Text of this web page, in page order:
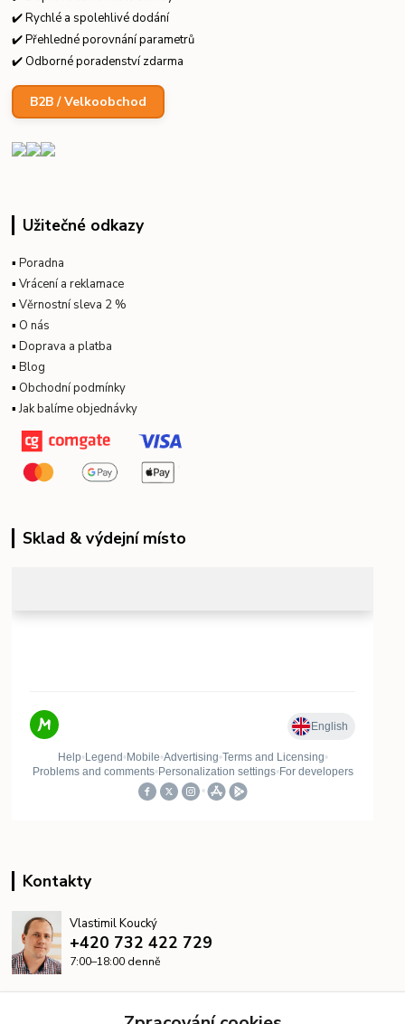
✔️ Rychlé a spolehlivé dodání
✔️ Přehledné porovnání parametrů
✔️ Odborné poradenství zdarma
B2B / Velkoobchod
Užitečné odkazy
▪Poradna
▪Vrácení a reklamace
▪Věrnostní sleva 2 %
▪ O nás
▪Doprava a platba
▪Blog
▪ Obchodní podmínky
▪Jak balíme objednávky
Sklad & výdejní místo
Kontakty
Vlastimil Koucký
+420 732 422 729
7:00–18:00 denně